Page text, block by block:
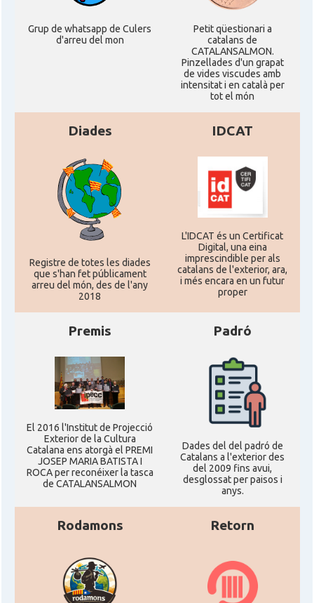
Grup de whatsapp de Culers
d'arreu del mon
Petit qüestionari a
catalans de
CATALANSALMON.
Pinzellades d'un grapat
de vides viscudes amb
intensitat i en català per
tot el món
Diades
Registre de totes les diades
que s'han fet públicament
arreu del món, des de l'any
2018
IDCAT
L'IDCAT és un Certificat
Digital, una eina
imprescindible per als
catalans de l'exterior, ara,
i més encara en un futur
proper
Premis
El 2016 l'Institut de Projecció
Exterior de la Cultura
Catalana ens atorgà el PREMI
JOSEP MARIA BATISTA I
ROCA per reconéixer la tasca
de CATALANSALMON
Padró
Dades del del padró de
Catalans a l'exterior des
del 2009 fins avui,
desglossat per paisos i
anys.
Rodamons Retorn